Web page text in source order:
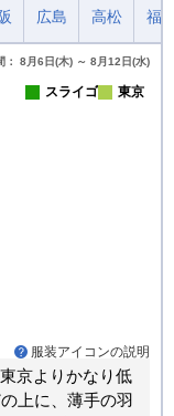
広島 高松 福
： 8月6日(木) ～ 8月12日(水)
スライゴ 東京
服装アイコンの説明
京よりかなり低
上に、薄手の羽